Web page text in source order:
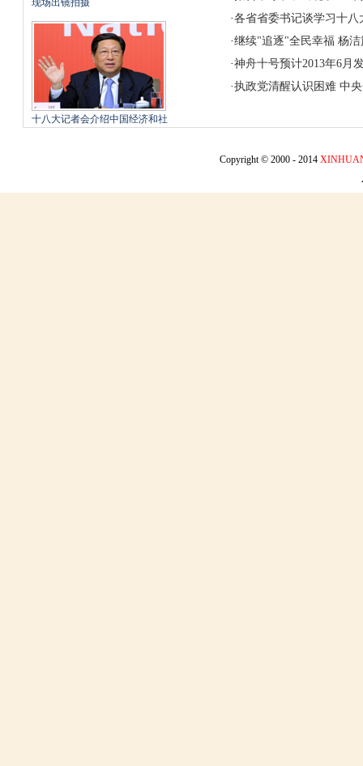
现场出镜拍摄
十八大记者会介绍中国经济和社
·各省省委书记谈学习十八
·继续"追逐"全民幸福 杨洁
·神舟十号预计2013年6月
·执政党清醒认识困难 中
Copyright © 2000 - 2014